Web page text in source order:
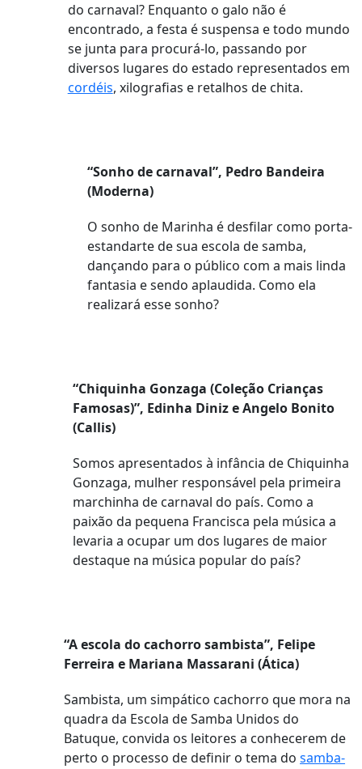
do carnaval? Enquanto o galo não é
encontrado, a festa é suspensa e todo mundo
se junta para procurá-lo, passando por
diversos lugares do estado representados em
cordéis, xilografias e retalhos de chita.
“Sonho de carnaval”, Pedro Bandeira
(Moderna)
O sonho de Marinha é desfilar como porta-
estandarte de sua escola de samba,
dançando para o público com a mais linda
fantasia e sendo aplaudida. Como ela
realizará esse sonho?
“Chiquinha Gonzaga (Coleção Crianças
Famosas)”, Edinha Diniz e Angelo Bonito
(Callis)
Somos apresentados à infância de Chiquinha
Gonzaga, mulher responsável pela primeira
marchinha de carnaval do país. Como a
paixão da pequena Francisca pela música a
levaria a ocupar um dos lugares de maior
destaque na música popular do país?
“A escola do cachorro sambista”, Felipe
Ferreira e Mariana Massarani (Ática)
Sambista, um simpático cachorro que mora na
quadra da Escola de Samba Unidos do
Batuque, convida os leitores a conhecerem de
perto o processo de definir o tema dosamba-